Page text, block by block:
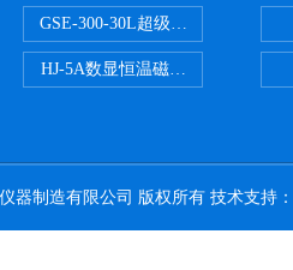
GSE-300-30L超级循环恒温油浴锅
HJ-5A数显恒温磁力搅拌器
器制造有限公司 版权所有 技术支持：